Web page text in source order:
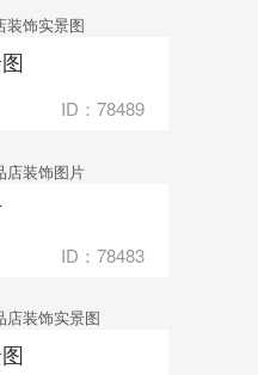
这样要花多少钱？
ID：78489
这样要花多少钱？
ID：78483
这样要花多少钱？